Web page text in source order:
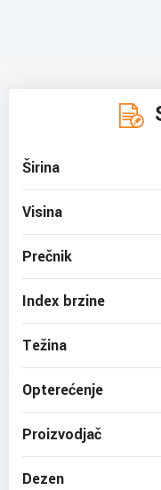
Širina
Visina
Prečnik
Index brzine
Težina
Opterećenje
Proizvodjač
Dezen